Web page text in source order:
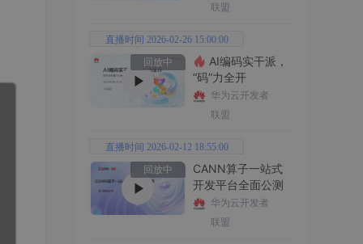
联盟
直播时间 2026-02-26 15:00:00
回放中
“码”力全开
华为云开发者
联盟
直播时间 2026-02-12 18:55:00
回放中
CANN算子一站式
开发平台全面公测
华为云开发者
联盟